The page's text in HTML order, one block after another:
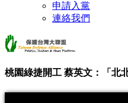
申請入黨
連絡我們
桃園綠捷開工 蔡英文：「北